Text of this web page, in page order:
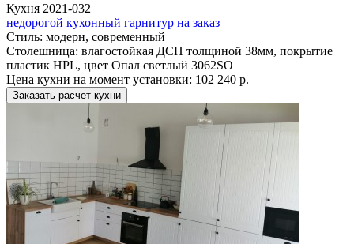
Кухня 2021-032
недорогой кухонный гарнитур на заказ
Стиль: модерн, современный
Столешница: влагостойкая ДСП толщиной 38мм, покрытие
пластик HPL, цвет Опал светлый 3062SO
Цена кухни на момент установки: 102 240 р.
Заказать расчет кухни